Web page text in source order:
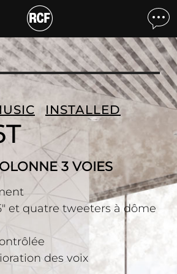
INSTALLED
3 VOIES
et quatre tweeters à dôme
des voix